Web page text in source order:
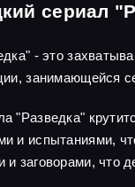
сериал
- это
занимающейся
"Разведка"
и испытаниями,
и заговорами,